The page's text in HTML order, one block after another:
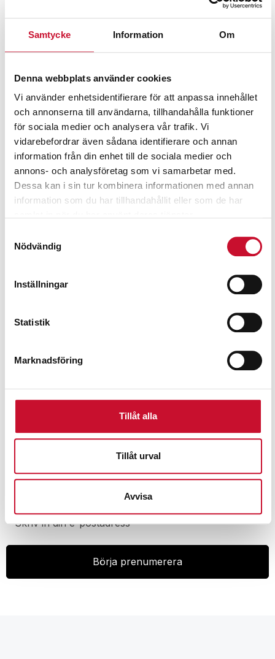
Samtycke Information Om
Denna webbplats använder cookies
Vi använder enhetsidentifierare för att anpassa innehållet
och annonserna till användarna, tillhandahålla funktioner
för sociala medier och analysera vår trafik. Vi
vidarebefordrar även sådana identifierare och annan
information från din enhet till de sociala medier och
annons- och analysföretag som vi samarbetar med.
Dessa kan i sin tur kombinera informationen med annan
information som du har tillhandahållit eller som de har
Nödvändig
Inställningar
Statistik
Marknadsföring
Tillåt alla
Tillåt urval
Avvisa
Relaterade produkter
Prenumerera på vårt nyhetsbrev för att ta del av